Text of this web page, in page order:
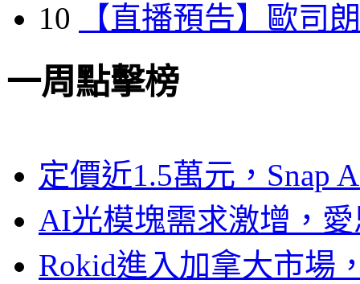
10
【直播預告】歐司
一周點擊榜
定價近1.5萬元，Snap
AI光模塊需求激增，
Rokid進入加拿大市場